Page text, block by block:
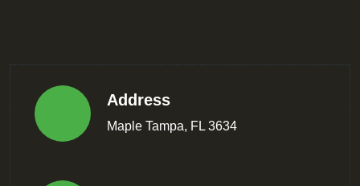
Address
Maple Tampa, FL 3634